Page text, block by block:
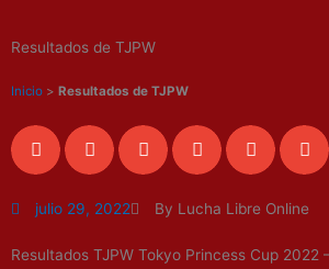
Resultados de TJPW
Inicio > Resultados de TJPW
julio 29, 2022 By Lucha Libre Online
Resultados TJPW Tokyo Princess Cup 2022